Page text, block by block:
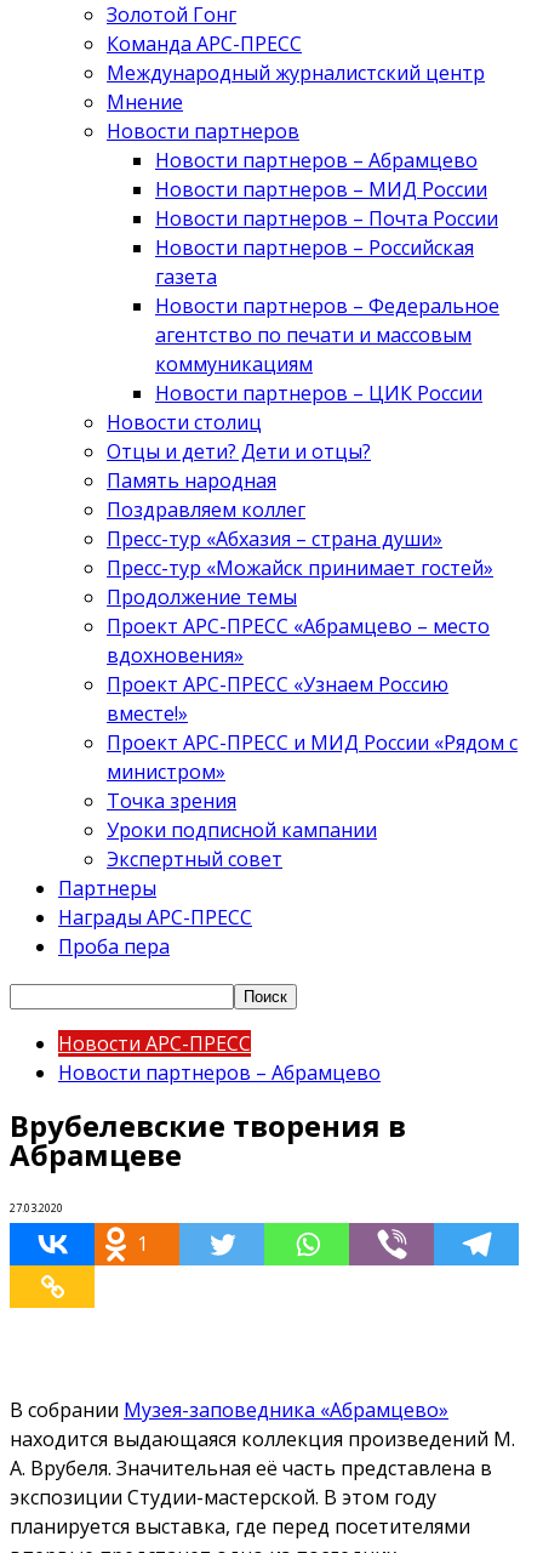
Золотой Гонг
Команда АРС-ПРЕСС
Международный журналистский центр
Мнение
Новости партнеров
Новости партнеров – Абрамцево
Новости партнеров – МИД России
Новости партнеров – Почта России
Новости партнеров – Российская
газета
Новости партнеров – Федеральное
агентство по печати и массовым
коммуникациям
Новости партнеров – ЦИК России
Новости столиц
Отцы и дети? Дети и отцы?
Память народная
Поздравляем коллег
Пресс-тур «Абхазия – страна души»
Пресс-тур «Можайск принимает гостей»
Продолжение темы
Проект АРС-ПРЕСС «Абрамцево – место
вдохновения»
Проект АРС-ПРЕСС «Узнаем Россию
вместе!»
Проект АРС-ПРЕСС и МИД России «Рядом с
министром»
Точка зрения
Уроки подписной кампании
Экспертный совет
Партнеры
Награды АРС-ПРЕСС
Проба пера
Новости АРС-ПРЕСС
Новости партнеров – Абрамцево
Врубелевские творения в
Абрамцеве
27.03.2020
1
В собрании Музея-заповедника «Абрамцево»
находится выдающаяся коллекция произведений М.
А. Врубеля. Значительная её часть представлена в
экспозиции Студии-мастерской. В этом году
планируется выставка, где перед посетителями